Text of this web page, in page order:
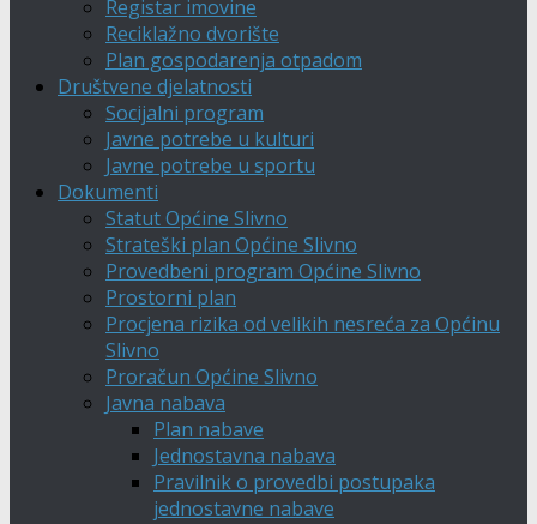
Registar imovine
Reciklažno dvorište
Plan gospodarenja otpadom
Društvene djelatnosti
Socijalni program
Javne potrebe u kulturi
Javne potrebe u sportu
Dokumenti
Statut Općine Slivno
Strateški plan Općine Slivno
Provedbeni program Općine Slivno
Prostorni plan
Procjena rizika od velikih nesreća za Općinu
Slivno
Proračun Općine Slivno
Javna nabava
Plan nabave
Jednostavna nabava
Pravilnik o provedbi postupaka
jednostavne nabave